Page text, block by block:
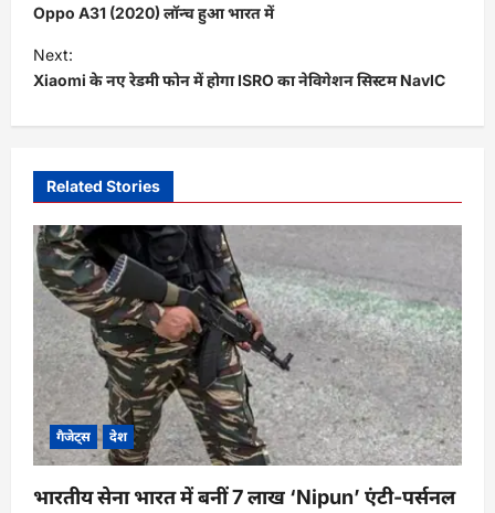
o
s
t
v
g
a
t
i
o
n
Oppo A31 (2020) लॉन्च हुआ भारत में
Next:
Xiaomi के नए रेडमी फोन में होगा ISRO का नेविगेशन सिस्टम NavIC
Related Stories
गैजेट्स देश
भारतीय सेना भारत में बनीं 7 लाख ‘Nipun’ एंटी-पर्सनल